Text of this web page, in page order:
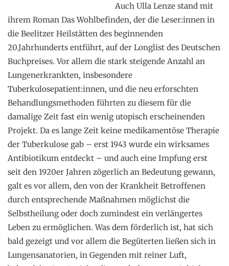
Auch Ulla Lenze stand mit
ihrem Roman Das Wohlbefinden, der die Leser:innen in
die Beelitzer Heilstätten des beginnenden
20.Jahrhunderts entführt, auf der Longlist des Deutschen
Buchpreises. Vor allem die stark steigende Anzahl an
Lungenerkrankten, insbesondere
Tuberkulosepatient:innen, und die neu erforschten
Behandlungsmethoden führten zu diesem für die
damalige Zeit fast ein wenig utopisch erscheinenden
Projekt. Da es lange Zeit keine medikamentöse Therapie
der Tuberkulose gab – erst 1943 wurde ein wirksames
Antibiotikum entdeckt – und auch eine Impfung erst
seit den 1920er Jahren zögerlich an Bedeutung gewann,
galt es vor allem, den von der Krankheit Betroffenen
durch entsprechende Maßnahmen möglichst die
Selbstheilung oder doch zumindest ein verlängertes
Leben zu ermöglichen. Was dem förderlich ist, hat sich
bald gezeigt und vor allem die Begüterten ließen sich in
Lungensanatorien, in Gegenden mit reiner Luft,